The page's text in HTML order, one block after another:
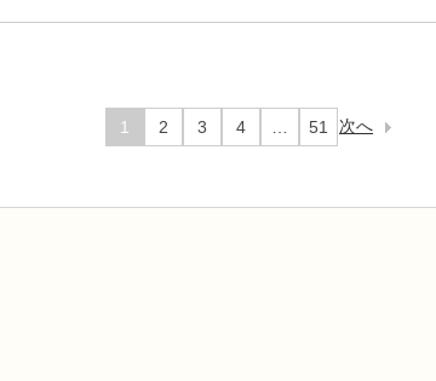
1 2 3 4 51 次へ